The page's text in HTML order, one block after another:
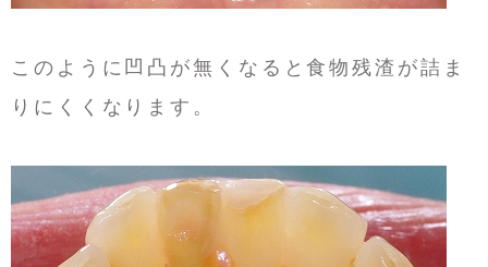
このように凹凸が無くなると食物残渣が詰ま
りにくくなります。